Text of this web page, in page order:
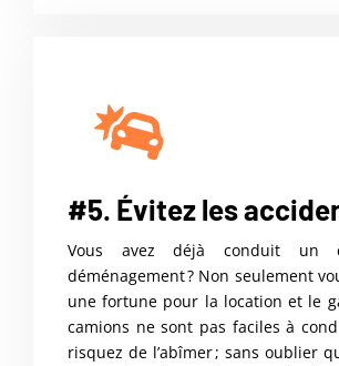
#5. Évitez les
Vous avez déjà conduit un
déménagement ? Non seulement
une fortune pour la location et le
camions ne sont pas faciles à
risquez de l’abîmer ; sans oublier